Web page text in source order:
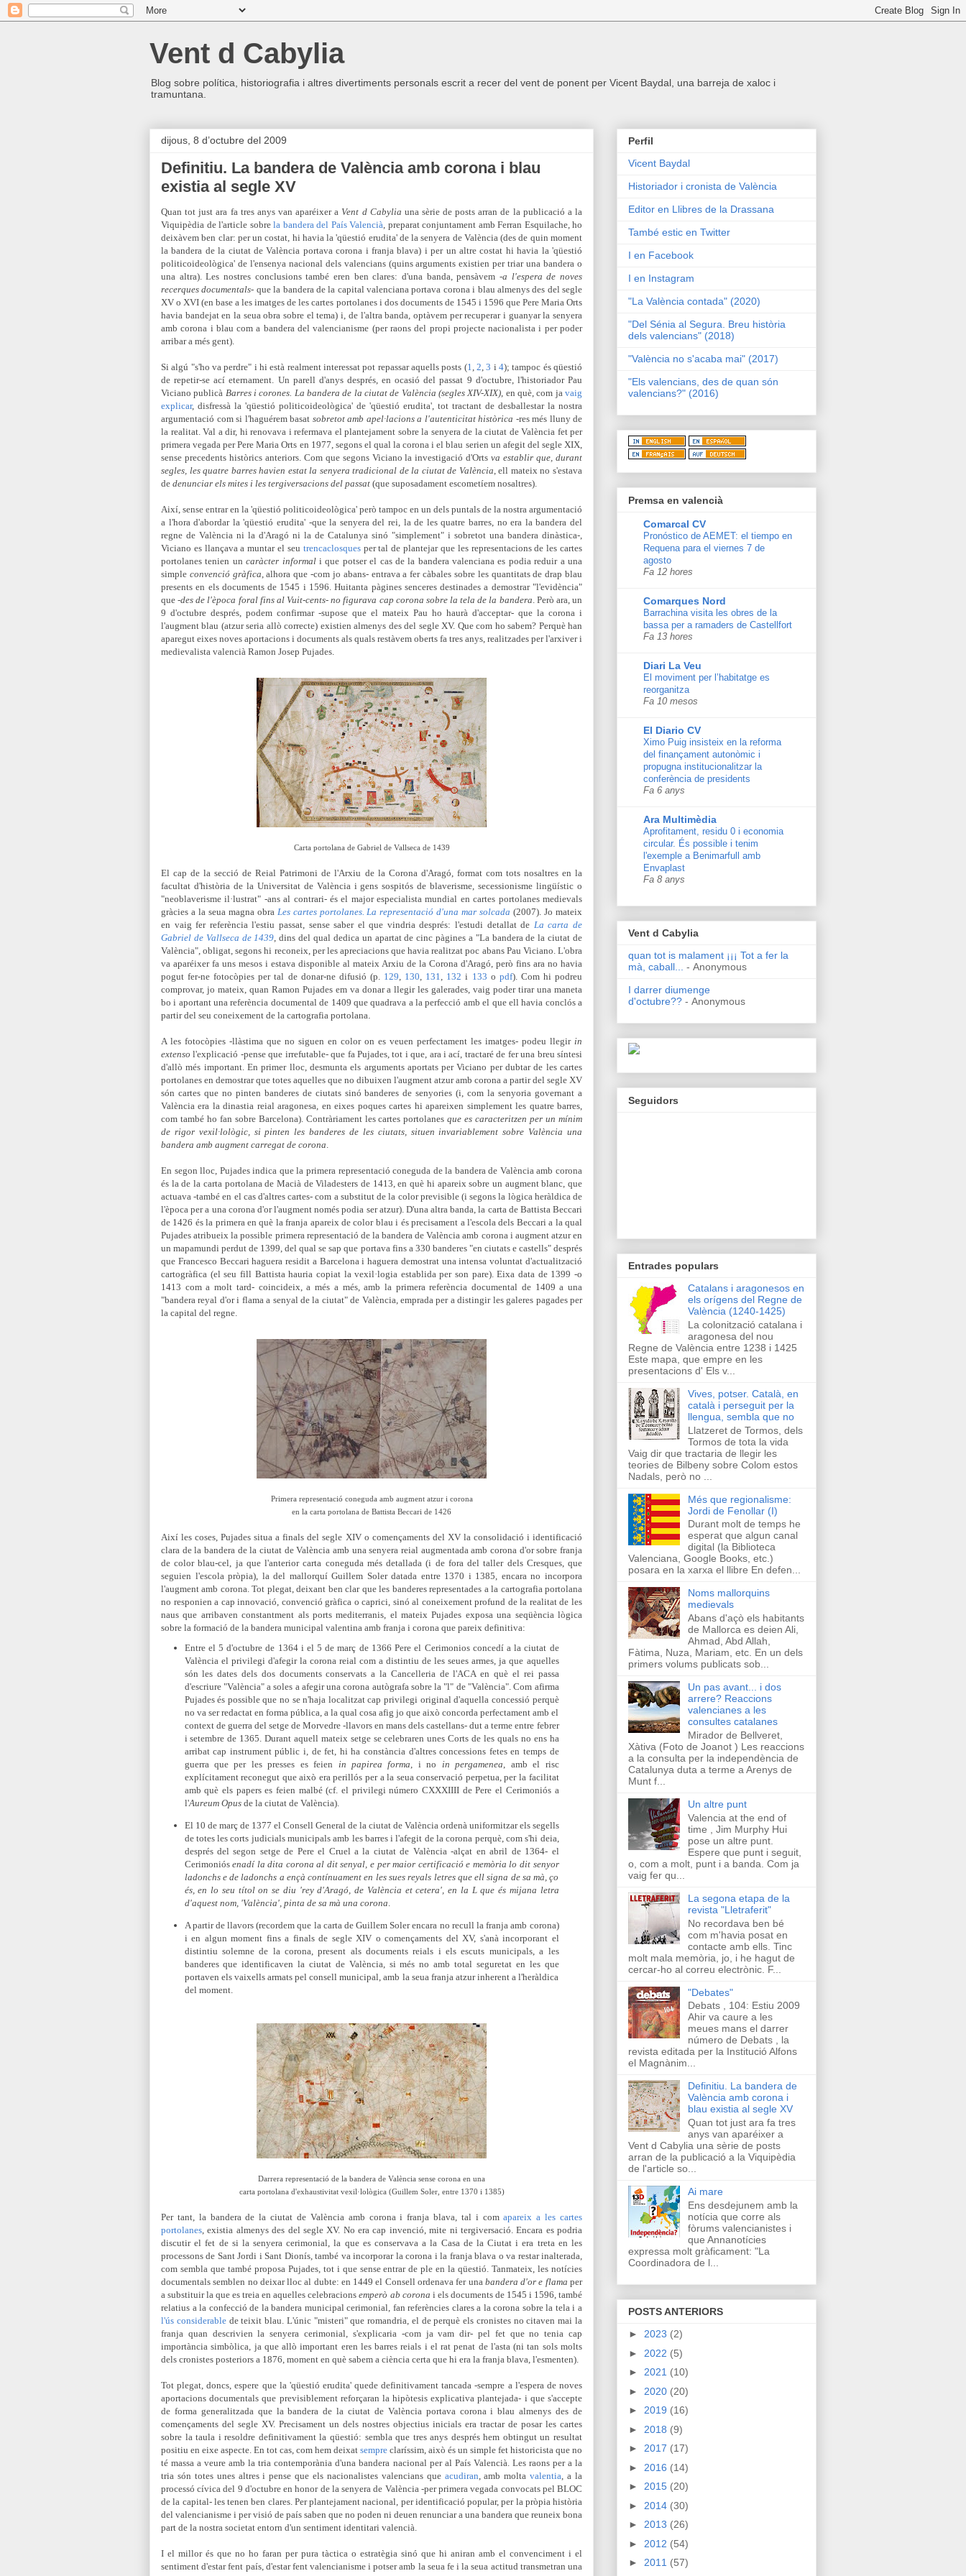
Vent d Cabylia
Blog sobre política, historiografia i altres divertiments personals escrit a recer del vent de ponent per Vicent Baydal, una barreja de xaloc i
tramuntana.
dijous, 8 d’octubre del 2009
Definitiu. La bandera de València amb corona i blau
existia al segle XV
Quan tot just ara fa tres anys van aparéixer a Vent d Cabylia una sèrie de posts arran de la publicació a la
Viquipèdia de l'article sobre la bandera del País Valencià, preparat conjuntament amb Ferran Esquilache, ho
deixàvem ben clar: per un costat, hi havia la 'qüestió erudita' de la senyera de València (des de quin moment
la bandera de la ciutat de València portava corona i franja blava) i per un altre costat hi havia la 'qüestió
politicoideològica' de l'ensenya nacional dels valencians (quins arguments existien per triar una bandera o
una altra). Les nostres conclusions també eren ben clares: d'una banda, pensàvem -a l'espera de noves
recerques documentals- que la bandera de la capital valenciana portava corona i blau almenys des del segle
XV o XVI (en base a les imatges de les cartes portolanes i dos documents de 1545 i 1596 que PereMaria Orts
havia bandejat en la seua obra sobre el tema) i, de l'altra banda, optàvem per recuperar i guanyar la senyera
amb corona i blau com a bandera del valencianisme (per raons del propi projecte nacionalista i per poder
arribar a més gent).
Si algú "s'ho va perdre" i hi està realment interessat pot repassar aquells posts (1,2,3 i4); tampoc és qüestió
de repetir-se ací eternament. Un parell d'anys després, en ocasió del passat 9 d'octubre, l'historiador Pau
Viciano publicà Barres i corones. La bandera de la ciutat de València (segles XIV-XIX), en què, com javaig
explicar, disfressà la 'qüestió politicoideològica' de 'qüestió erudita', tot tractant de desballestar la nostra
argumentació com si l'haguérem basat sobretot amb apel·lacions a l'autenticitat històrica -res més lluny de
la realitat. Val a dir, hi renovava i refermava el plantejament sobre la senyera de la ciutat de València fet per
primera vegada per Pere Maria Orts en 1977, segons el qual la corona i el blau serien un afegit del segle XIX,
sense precedents històrics anteriors. Com que segons Viciano la investigació d'Ortsva establir que, durant
segles, les quatre barres havien estat la senyera tradicional de la ciutat de València, ell mateix no s'estava
de denunciar els mites i les tergiversacions del passat (que suposadament escometíem nosaltres).
Així, sense entrar en la 'qüestió politicoideològica' però tampoc en un dels puntals de la nostra argumentació
a l'hora d'abordar la 'qüestió erudita' -que la senyera del rei, la de les quatre barres, no era la bandera del
regne de València ni la d'Aragó ni la de Catalunya sinó "simplement" i sobretot una bandera dinàstica-,
Viciano es llançava a muntar el seu trencaclosquesper tal de plantejar que les representacionsde les cartes
portolanes tenien uncaràcter informali que potser el cas de la bandera valenciana es podia reduir a una
simple convenció gràfica, alhora que -com jo abans- entrava a fer càbales sobre les quantitats de drap blau
presents en els documents de 1545 i 1596. Huitanta pàgines senceres destinadesa demostrar "l'evidència"
que -des de l'època foral fins al Vuit-cents- no figurava cap corona sobre la tela de la bandera. Però ara, un
9 d'octubre després, podem confirmar -supose que el mateix Pau ho haurà d'acceptar- que la corona i
l'augment blau (atzur seria allò correcte) existien almenys des del segle XV. Que com ho sabem? Perquè han
aparegut eixes noves aportacions i documents als quals restàvem oberts fa tres anys, realitzades per l'arxiver i
medievalista valencià Ramon Josep Pujades.
Carta portolana de Gabriel de Vallseca de 1439
El cap de la secció de Reial Patrimoni de l'Arxiu de la Corona d'Aragó, format com tots nosaltres en la
facultat d'història de la Universitat de València i gens sospitós de blaverisme, secessionisme lingüístic o
"neoblaverisme il·lustrat" -ansal contrari- és el major especialista mundial en cartes portolanes medievals
gràcies a la seua magna obra Les cartes portolanes. La representació d'una mar solcada (2007). Jo mateix
en vaig fer referència l'estiu passat, sense saber el que vindria després: l'estudi detallatde La carta de
Gabriel de Vallseca de 1439, dins del qual dedica un apartat de cinc pàgines a "La bandera de la ciutat de
València", obligat, segons hi reconeix, per les apreciacions que havia realitzat poc abans Pau Viciano. L'obra
va aparéixer fa uns mesos i estava disponible al mateix Arxiu de la Corona d'Aragó, però fins ara no havia
pogut fer-ne fotocòpies per tal de donar-ne difusió (p. 129, 130, 131, 132 i 133 o pdf). Com hi podreu
comprovar, jo mateix, quan Ramon Pujades em vadonar a llegir les galerades, vaig poder tirar una maneta
bo i aportant una referència documental de 1409 que quadrava a la perfecció amb el que ell havia conclós a
partir del seu coneixement de la cartografia portolana.
A les fotocòpies -llàstima que no siguen en color on es veuen perfectament les imatges- podeu llegir in
extenso l'explicació -pense que irrefutable- que fa Pujades, tot i que, ara i ací, tractaré de feruna breu síntesi
d'allò més important. En primer lloc, desmunta els arguments aportats per Viciano per dubtar de les cartes
portolanes en demostrar que totes aquelles que no dibuixen l'augment atzur amb corona a partir del segle XV
són cartes que no pinten banderes de ciutats sinó banderes de senyories (i, com la senyoria governant a
València era la dinastia reial aragonesa, en eixes poques cartes hi apareixen simplement les quatre barres,
com també ho fan sobre Barcelona). Contràriament les cartes portolanesque es caracteritzen per un mínim
de rigor vexil·lològic, si pinten les banderes de les ciutats, situen invariablement sobre València una
bandera amb augment carregat de corona.
En segon lloc, Pujades indica que la primera representació coneguda de la bandera de València amb corona
és la de la carta portolana de Macià de Viladesters de 1413, en què hi apareix sobre un augment blanc, que
actuava -també en el cas d'altres cartes- com a substitut de la color previsible (i segons la lògica heràldica de
l'èpocaper a una corona d'or l'augment només podia ser atzur). D'una altra banda, la carta de Battista Beccari
de 1426 és la primera en què la franja apareix de color blau i és precisament a l'escola dels Beccari a la qual
Pujades atribueix la possible primera representació de la bandera de València amb corona i augment atzur en
un mapamundi perdut de 1399, del qual se sap que portava fins a 330 banderes "en ciutats e castells" després
que Francesco Beccari haguera residit a Barcelona i haguera demostrat una intensa voluntat d'actualització
cartogràfica (el seu fill Battista hauria copiat la vexil·logia establida per son pare). Eixa data de 1399 -o
1413 com a molt tard- coincideix, a més a més, amb la primera referència documental de 1409 a una
"bandera reyal d'or i flama a senyal de la ciutat" de València, emprada per a distingir les galeres pagades per
la capital del regne.
Primera representació coneguda amb augment atzur i corona
en la carta portolana de Battista Beccari de 1426
Així les coses, Pujades situa a finals del segle XIV o començaments del XV la consolidació i identificació
clara de la bandera de la ciutat de València amb una senyera reial augmentada amb corona d'or sobre franja
de color blau-cel, ja que l'anterior carta coneguda més detallada (i de fora del taller dels Cresques, que
seguien l'escola pròpia), la del mallorquí Guillem Soler datada entre 1370 i 1385, encara no incorpora
l'augment amb corona. Tot plegat, deixant ben clar que les banderes representades a la cartografia portolana
no responien a cap innovació, convenció gràfica o caprici, sinó al coneixement profund de la realitat de les
naus que arribaven constantment als ports mediterranis, el mateix Pujades exposa una seqüència lògica
sobre la formació de la bandera municipal valentina amb franja i corona que pareix definitiva:
Entre el 5 d'octubre de 1364 i el 5 de març de 1366 Pere el Cerimonios concedí a la ciutat de
València el privilegi d'afegir la corona reial com a distintiu de les seues armes, ja que aquelles
són les dates dels dos documents conservats a la Cancelleria de l'ACA en què el rei passa
d'escriure "València" a soles a afegir una corona autògrafa sobre la "l" de "València". Com afirma
Pujades és possible que no se n'haja localitzat cap privilegi original d'aquella concessió perquè
no va ser redactat en forma pública, a la qual cosa afig jo que això concorda perfectament amb el
context de guerra del setge de Morvedre -llavors en mans dels castellans- dut a terme entre febrer
i setembre de 1365. Durant aquell mateix setge se celebraren unes Corts de les quals no ens ha
arribat cap instrument públic i, de fet, hi ha constància d'altres concessions fetes en temps de
guerra que per les presses es feien in papirea forma , i no in pergamenea , amb el risc
explícitament reconegut que això era perillós per a la seua conservació perpetua, per la facilitat
amb què els papers es feien malbé (cf. el privilegi número CXXXIIII de Pere el Cerimoniós a
l'Aureum Opus de la ciutat de València).
El 10 de març de 1377 el Consell General de la ciutat de València ordenà uniformitzar els segells
de totes les corts judicials municipals amb les barres i l'afegit de la corona perquè, com s'hi deia,
després del segon setge de Pere el Cruel a la ciutat de València -alçat en abril de 1364- el
Cerimoniósenadí la dita corona al dit senyal, e per maior certificació e memòria lo dit senyor
ladonchs e de ladonchs a ençà contínuament en les sues reyals letres que ell signa de sa mà, ço
és, en lo seu títol on se diu 'rey d'Aragó, de València et cetera', en la L que és mijana letra
d'aquest nom, 'València', pinta de sa mà una corona
A partir de llavors (recordem que la carta de Guillem Soler encara no recull la franja amb corona)
i en algun moment fins a finals de segle XIV o començaments del XV, s'anà incorporant el
distintiu solemne de la corona, present als documents reials i els escuts municipals, a les
banderes que identificaven la ciutat de València, si més no amb total seguretat en les que
portaven els vaixells armats pel consell municipal, amb la seua franja atzur inherent a l'heràldica
del moment.
Darrera representació de la bandera de València sense corona en una
carta portolana d'exhaustivitat vexil·lològica (Guillem Soler, entre 1370 i 1385)
Per tant, la bandera de la ciutat de València amb corona i franja blava, tal i comapareix a les cartes
portolanes , existia almenys des del segle XV. No era cap invenció, mite ni tergiversació. Encara es podria
discutir el fet de si la senyera cerimonial, la que es conservava a la Casa de la Ciutat i era treta en les
processons de Sant Jordi i Sant Dionís, també va incorporar la corona i la franja blava o va restar inalterada,
com sembla que també proposa Pujades, tot i que sense entrar de ple en la qüestió. Tanmateix, les notícies
documentals semblen no deixar lloc al dubte: en 1449 el Consell ordenava fer una bandera d'or e flamaper
a substituir la que es treia en aquelles celebracionsemperò ab corona i els documents de 1545 i 1596, també
relatius a la confecció de la bandera municipal cerimonial, fan referències clares a la corona sobre la tela i a
l'ús considerablede teixit blau. L'únic "misteri" que romandria, el de perquè els cronistes no citaven mai la
franja quan descrivien la senyera cerimonial, s'explicaria -com ja vam dir- pel fet que no tenia cap
importància simbòlica, ja que allò important eren les barres reials i el rat penat de l'asta (ni tan sols molts
dels cronistes posteriors a 1876, moment en què sabem a ciència certa que hi era la franja blava, l'esmenten).
Tot plegat, doncs, espere que la 'qüestió erudita' quede definitivament tancada -sempre a l'espera de noves
aportacions documentals que previsiblement reforçaran la hipòtesis explicativa plantejada- i que s'accepte
de forma generalitzada que la bandera de la ciutat de València portava corona i blau almenys des de
començaments del segle XV. Precisament un dels nostres objectius inicials era tractar de posar les cartes
sobre la taula i resoldre definitivament la qüestió: sembla que tres anys després hem obtingut un resultat
positiu en eixe aspecte. En tot cas, com hem deixat sempre claríssim, això és un simple fet historicista que no
té massa a veure amb la tria contemporània d'una bandera nacional per al País Valencià. Les raons per a la
tria són totes unes altres i pense que els nacionalistes valencians que acudiran , amb moltavalentia , a la
processó cívica del 9 d'octubre en honor de la senyera de València -per primera vegada convocats pel BLOC
de la capital- les tenen ben clares. Per plantejament nacional, per identificació popular, per la pròpia història
del valencianisme i per visió de país saben que no poden ni deuen renunciar a una bandera que reuneix bona
part de la nostra societat entorn d'un sentiment identitari valencià.
I el millor és que no ho faran per pura tàctica o estratègia sinó que hi aniran amb el convenciment i el
sentiment d'estar fent país, d'estar fent valencianisme i potser amb la seua fe i la seua actitud transmetran una
Perfil
Vicent Baydal
Historiador i cronista de València
Editor en Llibres de la Drassana
També estic en Twitter
I en Facebook
I en Instagram
"La València contada" (2020)
"Del Sénia al Segura. Breu història
dels valencians" (2018)
"València no s'acaba mai" (2017)
"Els valencians, des de quan són
valencians?" (2016)
Premsa en valencià
Comarcal CV
Pronóstico de AEMET: el tiempo en
Requena para el viernes 7 de
agosto
Fa 12 hores
Comarques Nord
Barrachina visita les obres de la
bassa per a ramaders de Castellfort
Fa 13 hores
Diari La Veu
El moviment per l’habitatge es
reorganitza
Fa 10 mesos
El Diario CV
Ximo Puig insisteix en la reforma
del finançament autonòmic i
propugna institucionalitzar la
conferència de presidents
Fa 6 anys
Ara Multimèdia
Aprofitament, residu 0 i economia
circular. És possible i tenim
l'exemple a Benimarfull amb
Envaplast
Fa 8 anys
Vent d Cabylia
quan tot is malament ¡¡¡ Tot a fer la
mà, caball...
- Anonymous
I darrer diumenge
d'octubre?? - Anonymous
Seguidors
Entrades populars
Catalans i aragonesos en
els orígens del Regne de
València (1240-1425)
La colonització catalana i
aragonesa del nou
Regne de València entre 1238 i 1425
Este mapa, que empre en les
presentacions d' Els v...
Vives, potser. Català, en
català i perseguit per la
llengua, sembla que no
Llatzeret de Tormos, dels
Tormos de tota la vida
Vaig dir que tractaria de llegir les
teories de Bilbeny sobre Colom estos
Nadals, però no ...
Més que regionalisme:
Jordi de Fenollar (I)
Durant molt de temps he
esperat que algun canal
digital (la Biblioteca
Valenciana, Google Books, etc.)
posara en la xarxa el llibre En defen...
Noms mallorquins
medievals
Abans d'açò els habitants
de Mallorca es deien Ali,
Ahmad, Abd Allah,
Fàtima, Nuza, Mariam, etc. En un dels
primers volums publicats sob...
Un pas avant... i dos
arrere? Reaccions
valencianes a les
consultes catalanes
Mirador de Bellveret,
Xàtiva (Foto de Joanot ) Les reaccions
a la consulta per la independència de
Catalunya duta a terme a Arenys de
Munt f...
Un altre punt
Valencia at the end of
time , Jim Murphy Hui
pose un altre punt.
Espere que punt i seguit,
o, com a molt, punt i a banda. Com ja
vaig fer qu...
La segona etapa de la
revista "Lletraferit"
No recordava ben bé
com m'havia posat en
contacte amb ells. Tinc
molt mala memòria, jo, i he hagut de
cercar-ho al correu electrònic. F...
"Debates"
Debats , 104: Estiu 2009
Ahir va caure a les
meues mans el darrer
número de Debats , la
revista editada per la Institució Alfons
el Magnànim...
Definitiu. La bandera de
València amb corona i
blau existia al segle XV
Quan tot just ara fa tres
anys van aparéixer a
Vent d Cabylia una sèrie de posts
arran de la publicació a la Viquipèdia
de l'article so...
Ai mare
Ens desdejunem amb la
notícia que corre als
fòrums valencianistes i
que Annanotícies
expressa molt gràficament: "La
Coordinadora de l...
POSTS ANTERIORS
► 2023 (2)
► 2022 (5)
► 2021 (10)
► 2020 (20)
► 2019 (16)
► 2018 (9)
► 2017 (17)
► 2016 (14)
► 2015 (20)
► 2014 (30)
► 2013 (26)
► 2012 (54)
► 2011 (57)